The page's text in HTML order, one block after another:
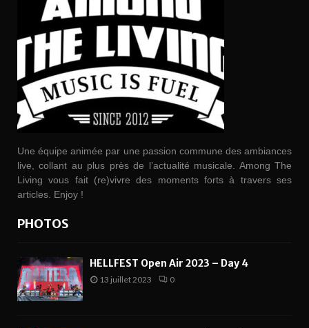
Une équipe animée par une passion commune des ambiances
live, collant au plus près de l’actualité musicale. Among The
Living vous fait (re)vivre des moments forts à travers ses
articles. Enjoy !
PHOTOS
HELLFEST Open Air 2023 – Day 4
13 juillet 2023 0